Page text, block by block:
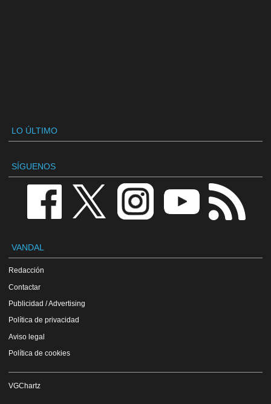
LO ÚLTIMO
SÍGUENOS
VANDAL
Redacción
Contactar
Publicidad / Advertising
Política de privacidad
Aviso legal
Política de cookies
VGChartz